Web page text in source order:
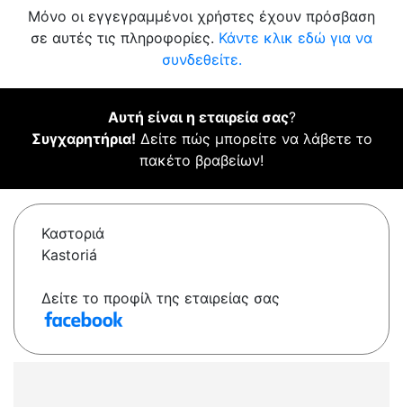
Μόνο οι εγγεγραμμένοι χρήστες έχουν πρόσβαση
σε αυτές τις πληροφορίες. Κάντε κλικ εδώ για να
συνδεθείτε.
Αυτή είναι η εταιρεία σας?
Συγχαρητήρια! Δείτε πώς μπορείτε να λάβετε το
πακέτο βραβείων!
Καστοριά
Kastoriá
Δείτε το προφίλ της εταιρείας σας